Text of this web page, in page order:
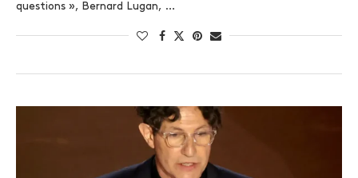
questions », Bernard Lugan, …